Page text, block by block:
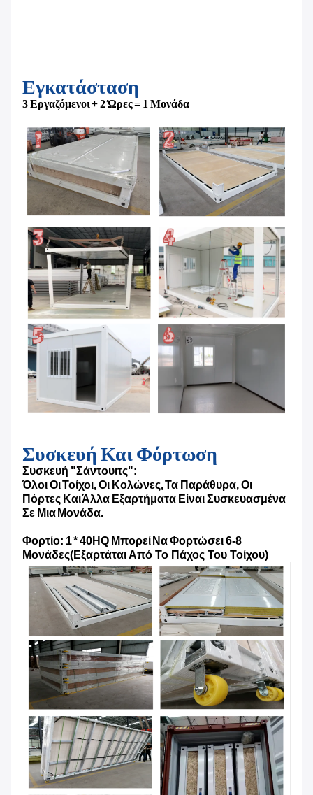
Εγκατάσταση
3 Εργαζόμενοι + 2 Ώρες = 1 Μονάδα
Συσκευή Και Φόρτωση
Συσκευή "σάντουιτς":
Όλοι Οι Τοίχοι, Οι Κολώνες, Τα Παράθυρα, Οι
Πόρτες Και Άλλα Εξαρτήματα Είναι Συσκευασμένα
Σε Μια Μονάδα.
Φορτίο: 1 * 40HQ Μπορεί Να Φορτώσει 6-8
Μονάδες(Εξαρτάται Από Το Πάχος Του Τοίχου)